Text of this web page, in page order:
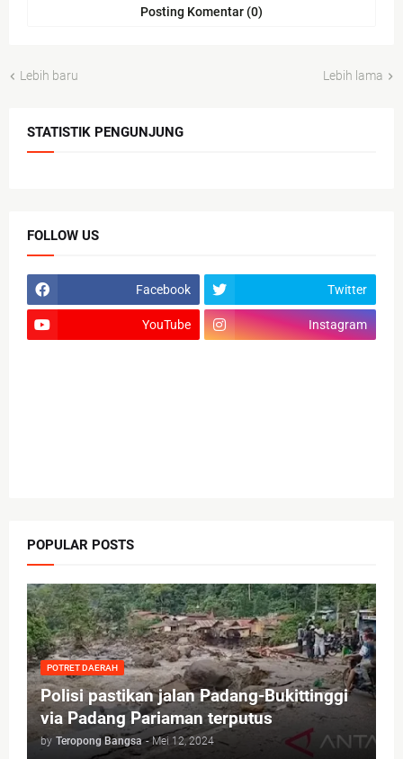
Posting Komentar (0)
Lebih baru Lebih lama
STATISTIK PENGUNJUNG
FOLLOW US
Facebook Twitter
YouTube Instagram
POPULAR POSTS
POTRET DAERAH
Polisi pastikan jalan Padang-Bukittinggi
via Padang Pariaman terputus
by Teropong Bangsa - Mei 12, 2024